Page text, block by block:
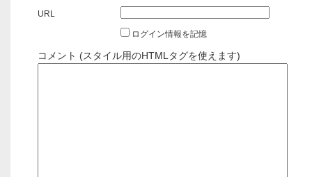
URL
ログイン情報を記憶
コメント (スタイル用のHTMLタグを使えます)